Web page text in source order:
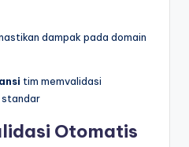
dampak pada domain
tim memvalidasi
standar
Otomatis